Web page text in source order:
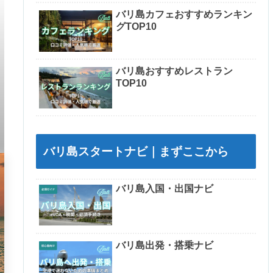
バリ島カフェおすすめランキン
グTOP10
バリ島おすすめレストラン
TOP10
バリ島スタートナビ｜まずここから
バリ島入国・出国ナビ
バリ島出発・搭乗ナビ